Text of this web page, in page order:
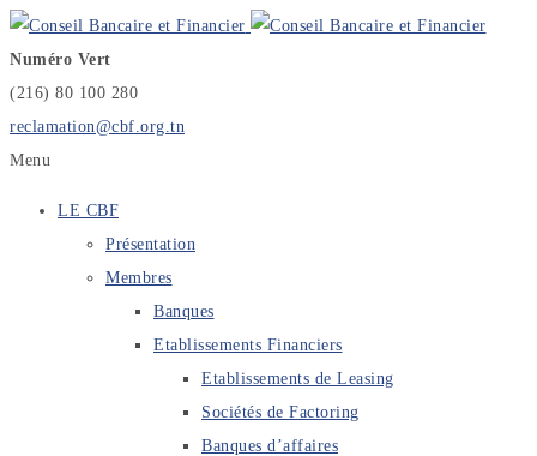
Numéro Vert
(216) 80 100 280
reclamation@cbf.org.tn
Menu
LE CBF
Présentation
Membres
Banques
Etablissements Financiers
Etablissements de Leasing
Sociétés de Factoring
Banques d’affaires